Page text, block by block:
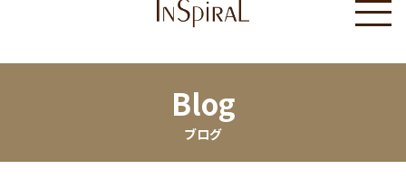
Blog
ブログ